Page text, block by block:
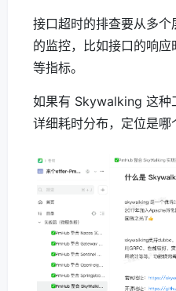
接口超时的排查要从多
的监控，比如接口的响
等指标。
如果有 Skywalking 这种
详细耗时分布，定位是哪